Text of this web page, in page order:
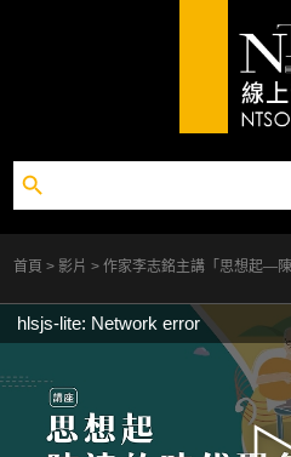
首頁 影片
作家李志銘主講「思想起—
hlsjs-lite: Network error